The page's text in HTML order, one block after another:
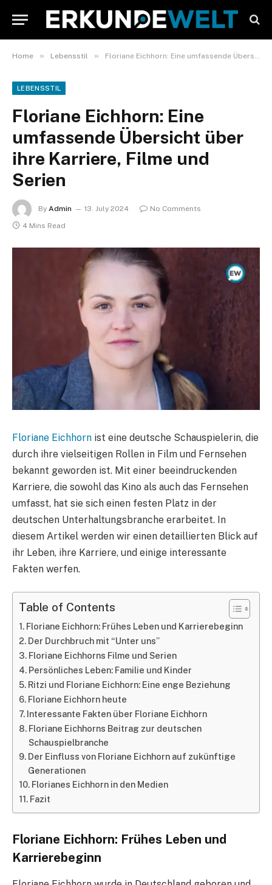
Home » Lebensstil » Floriane Eichhorn: Eine umfassende Übersicht über ihre Karriere, Filme und Serien
LEBENSSTIL
Floriane Eichhorn: Eine
umfassende Übersicht über
ihre Karriere, Filme und
Serien
By Admin 13. July 2024
No Comments
4 Mins Read
Floriane Eichhorn ist eine deutsche Schauspielerin, die
durch ihre vielseitigen Rollen in Film und Fernsehen
bekannt geworden ist. Mit einer beeindruckenden
Karriere, die sowohl das Kino als auch das Fernsehen
umfasst, hat sie sich einen festen Platz in der
deutschen Unterhaltungsbranche erarbeitet. In
diesem Artikel werden wir einen detaillierten Blick auf
ihr Leben, ihre Karriere, und einige interessante
Fakten werfen.
Table of Contents
Floriane Eichhorn: Frühes Leben und Karrierebeginn
Der Durchbruch mit “Unter uns”
Floriane Eichhorns Filme und Serien
Persönliches Leben: Familie und Kinder
Ritzi und Floriane Eichhorn: Eine enge Beziehung
Floriane Eichhorn heute
Interessante Fakten über Floriane Eichhorn
Floriane Eichhorns Beitrag zur deutschen
Schauspielbranche
Der Einfluss von Floriane Eichhorn auf zukünftige
Generationen
Florianes Eichhorn in den Medien
Fazit
Floriane Eichhorn: Frühes Leben und
Karrierebeginn